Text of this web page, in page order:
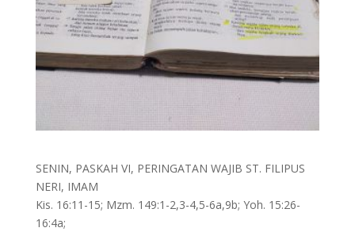
SENIN, PASKAH VI, PERINGATAN WAJIB ST. FILIPUS
NERI, IMAM
Kis. 16:11-15; Mzm. 149:1-2,3-4,5-6a,9b; Yoh. 15:26-
16:4a;